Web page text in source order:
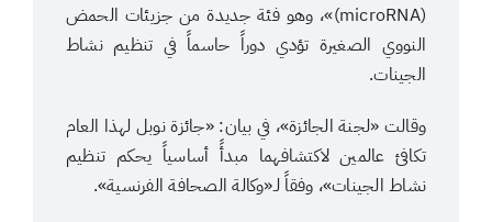
(microRNA)»، وهو فئة جديدة من جزيئات الحمض
النووي الصغيرة تؤدي دوراً حاسماً في تنظيم نشاط
الجينات.
وقالت «لجنة الجائزة»، في بيان: «جائزة نوبل لهذا العام
تكافئ عالمين لاكتشافهما مبدأً أساسياً يحكم تنظيم
نشاط الجينات»، وفقاً لـ«وكالة الصحافة الفرنسية».